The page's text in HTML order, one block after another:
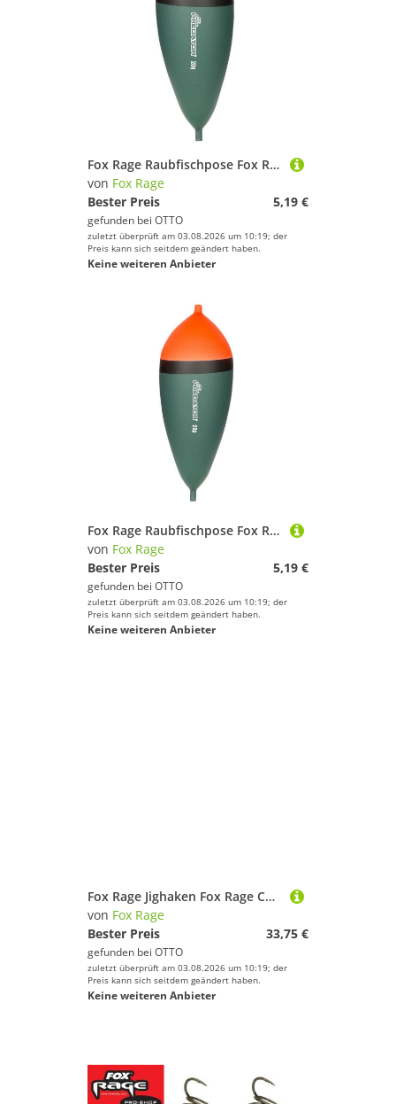
Vorfächer von Fox Rage
Wirbel von Fox Rage
Fox Rage Raubfischpose Fox Rage Predator HD Stubby Slider Raubfischpose
von Fox Rage
Bester Preis
5,19 €
gefunden bei OTTO
zuletzt überprüft am 03.08.2026 um 10:19; der
Preis kann sich seitdem geändert haben.
Keine weiteren Anbieter
Fox Rage Raubfischpose Fox Rage Predator HD Stubby Slider Raubfischpose
von Fox Rage
Bester Preis
5,19 €
gefunden bei OTTO
zuletzt überprüft am 03.08.2026 um 10:19; der
Preis kann sich seitdem geändert haben.
Keine weiteren Anbieter
Fox Rage Jighaken Fox Rage Corkscrew Bullet Jig Heads Bulk - 25 Schraubköpfe
von Fox Rage
Bester Preis
33,75 €
gefunden bei OTTO
zuletzt überprüft am 03.08.2026 um 10:19; der
Preis kann sich seitdem geändert haben.
Keine weiteren Anbieter